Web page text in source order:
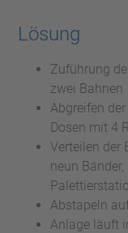
Lösung
Zuführung
zwei Bahnen
Abgreifen
Dosen mit 4
Verteilen der
neun
Abstapeln
Anlage läuft